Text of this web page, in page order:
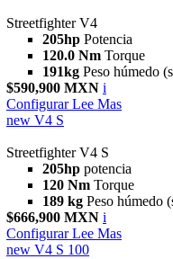
Streetfighter V4
205hp Potencia
120.0 Nm Torque
191kg Peso húmedo
$590,900 MXN i
Configurar Lee Mas
new V4 S
Streetfighter V4 S
205hp potencia
120 Nm Torque
189 kg Peso húmedo
$666,900 MXN i
Configurar Lee Mas
new V4 S 100